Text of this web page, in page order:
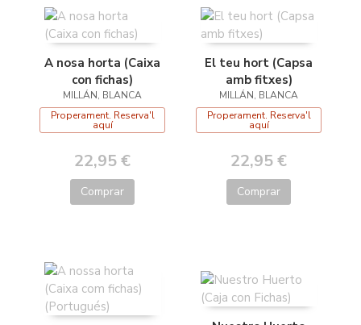
A nosa horta (Caixa
con fichas)
MILLÁN, BLANCA
Properament. Reserva'l
aquí
22,95 €
Comprar
El teu hort (Capsa
amb fitxes)
MILLÁN, BLANCA
Properament. Reserva'l
aquí
22,95 €
Comprar